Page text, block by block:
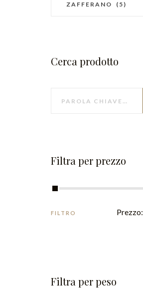
ZAFFERANO (5)
Cerca prodotto
Filtra per prezzo
FILTRO Prezzo:
Filtra per peso